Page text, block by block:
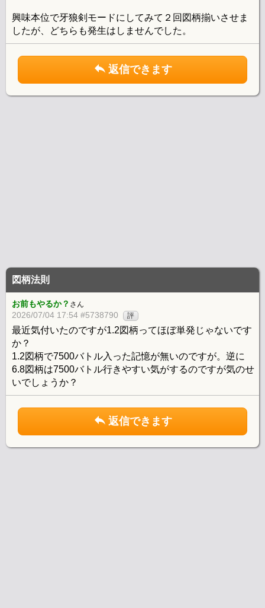
興味本位で牙狼剣モードにしてみて２回図柄揃いさせま
したが、どちらも発生はしませんでした。
返信できます
図柄法則
お前もやるか？ さん
2026/07/04 17:54 #5738790 評
最近気付いたのですが1.2図柄ってほぼ単発じゃないです
か？
1.2図柄で7500バトル入った記憶が無いのですが。逆に
6.8図柄は7500バトル行きやすい気がするのですが気のせ
いでしょうか？
返信できます